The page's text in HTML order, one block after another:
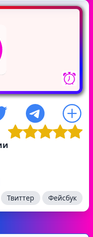
Твиттер Фейсбук